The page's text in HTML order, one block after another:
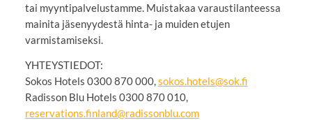
tai myyntipalvelustamme. Muistakaa varaustilanteessa
mainita jäsenyydestä hinta- ja muiden etujen
varmistamiseksi.
YHTEYSTIEDOT:
Sokos Hotels 0300 870 000,sokos.hotels@sok.fi
Radisson Blu Hotels 0300 870 010,
reservations.finland@radissonblu.com